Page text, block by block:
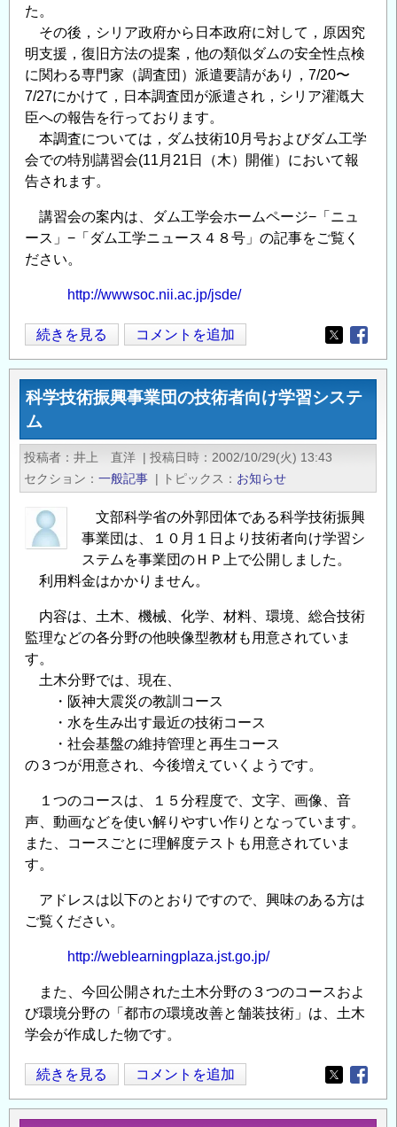
の
た。
その後，シリア政府から日本政府に対して，原因究
明支援，復旧方法の提案，他の類似ダムの安全性点検
に関わる専門家（調査団）派遣要請があり，7/20〜
7/27にかけて，日本調査団が派遣され，シリア灌漑大
臣への報告を行っております。
本調査については，ダム技術10月号およびダム工学
会での特別講習会(11月21日（木）開催）において報
告されます。
講習会の案内は、ダム工学会ホームページ−「ニュ
ース」−「ダム工学ニュース４８号」の記事をご覧く
ださい。
http://wwwsoc.nii.ac.jp/jsde/
シ
リ
ア
Zeyzoun
ダ
ム
崩
壊
事
故
告
の
続きを見る コメントを追加
Opens in
科学技術振興事業団の技術者向け学習システ
ム
投稿者 井上 直洋 | 投稿日時
2002/10/29(火) 13:43
セクション
一般記事 | トピックス お知らせ
文部科学省の外郭団体である科学技術振興
事業団は、１０月１日より技術者向け学習シ
ステムを事業団のＨＰ上で公開しました。
利用料金はかかりません。
内容は、土木、機械、化学、材料、環境、総合技術
監理などの各分野の他映像型教材も用意されていま
す。
土木分野では、現在、
・阪神大震災の教訓コース
・水を生み出す最近の技術コース
・社会基盤の維持管理と再生コース
の３つが用意され、今後増えていくようです。
１つのコースは、１５分程度で、文字、画像、音
声、動画などを使い解りやすい作りとなっています。
また、コースごとに理解度テストも用意されていま
す。
アドレスは以下のとおりですので、興味のある方は
ご覧ください。
http://weblearningplaza.jst.go.jp/
また、今回公開された土木分野の３つのコースおよ
び環境分野の「都市の環境改善と舗装技術」は、土木
学会が作成した物です。
科
学
技
続きを見る コメントを追加
Opens in